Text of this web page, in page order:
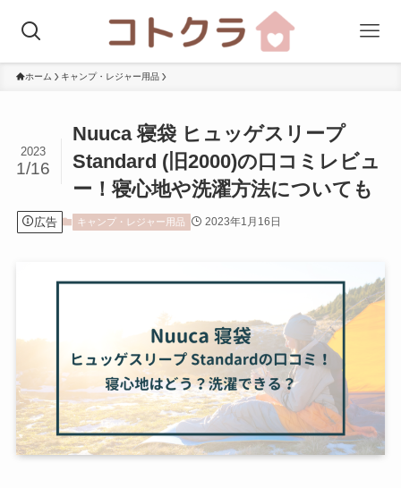
ホーム キャンプ・レジャー用品
Nuuca 寝袋 ヒュッゲスリープ
Standard (旧2000)の口コミレビュ
ー！寝心地や洗濯方法についても
2023
1/16
広告 キャンプ・レジャー用品 2023年1月16日